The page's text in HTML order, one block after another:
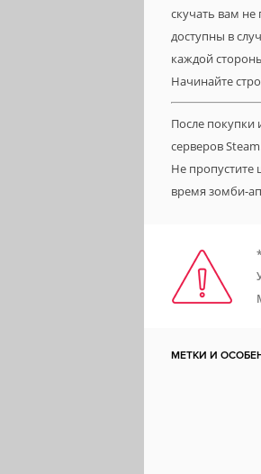
скучать вам не
доступны в
каждой
Начинайте
После покупки
серверов
Не пропустите
время зомби-
МЕТКИ И